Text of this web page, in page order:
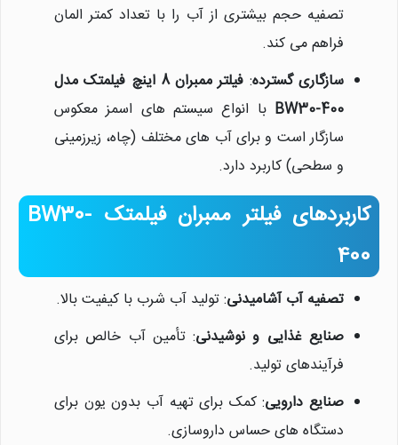
تصفیه حجم بیشتری از آب را با تعداد کمتر المان
فراهم می کند.
سازگاری گسترده:
فیلتر ممبران 8 اینچ فیلمتک مدل
BW30-400 با انواع سیستم های اسمز معکوس
سازگار است و برای آب های مختلف (چاه، زیرزمینی
و سطحی) کاربرد دارد.
کاربردهای فیلتر ممبران فیلمتک BW30-
400
تصفیه آب آشامیدنی: تولید آب شرب با کیفیت بالا.
صنایع غذایی و نوشیدنی: تأمین آب خالص برای
فرآیندهای تولید.
صنایع دارویی: کمک برای تهیه آب بدون یون برای
دستگاه های حساس داروسازی.
نیلان واتر
معمولا در لحظه پاسخگوی شما
هستیم.